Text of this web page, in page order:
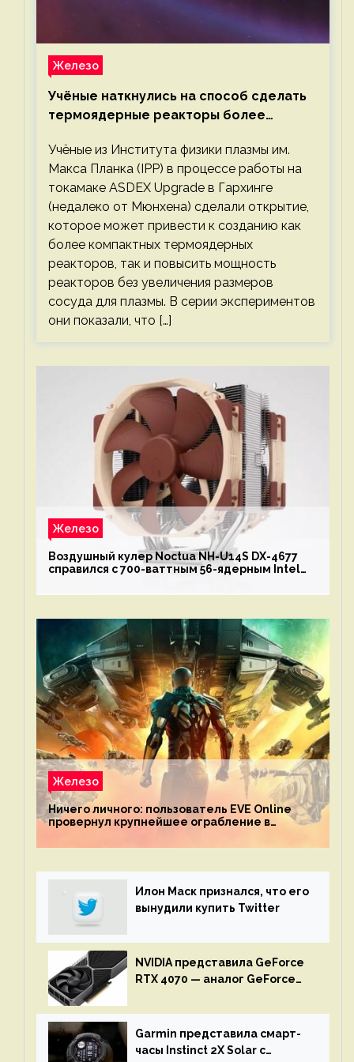
Железо
Учёные наткнулись на способ сделать
термоядерные реакторы более
Учёные из Института физики плазмы им.
Макса Планка (IPP) в процессе работы на
токамаке ASDEX Upgrade в Гархинге
(недалеко от Мюнхена) сделали открытие,
которое может привести к созданию как
более компактных термоядерных
реакторов, так и повысить мощность
реакторов без увеличения размеров
сосуда для плазмы. В серии экспериментов
они показали, что […]
Железо
Воздушный кулер Noctua NH-U14S DX-4677
справился с 700-ваттным 56-ядерным Intel
Железо
Ничего личного: пользователь EVE Online
провернул крупнейшее ограбление в
механике
Илон Маск признался, что его
вынудили купить Twitter
NVIDIA представила GeForce
RTX 4070 — аналог GeForce
Garmin представила смарт-
часы Instinct 2X Solar с